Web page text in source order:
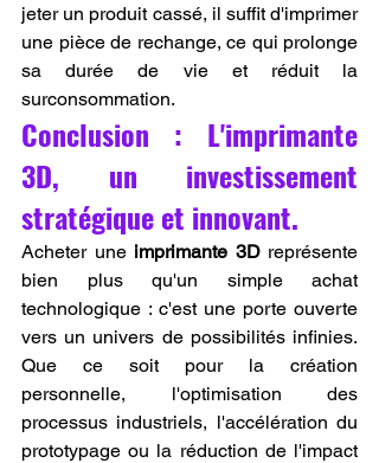
jeter un produit cassé, il suffit d'imprimer
une pièce de rechange, ce qui prolonge
sa durée de vie et réduit la
surconsommation.
Conclusion : L'imprimante
3D, un investissement
stratégique et innovant.
Acheter une imprimante 3D représente
bien plus qu'un simple achat
technologique : c'est une porte ouverte
vers un univers de possibilités infinies.
Que ce soit pour la création
personnelle, l'optimisation des
processus industriels, l'accélération du
prototypage ou la réduction de l'impact